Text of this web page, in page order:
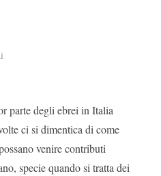
parte degli ebrei in Italia
ci si dimentica di come
venire contributi
specie quando si tratta dei